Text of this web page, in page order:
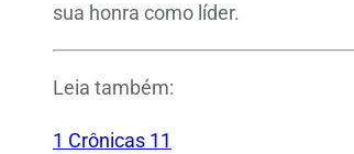
sua honra como líder.
Leia também:
1 Crônicas 11